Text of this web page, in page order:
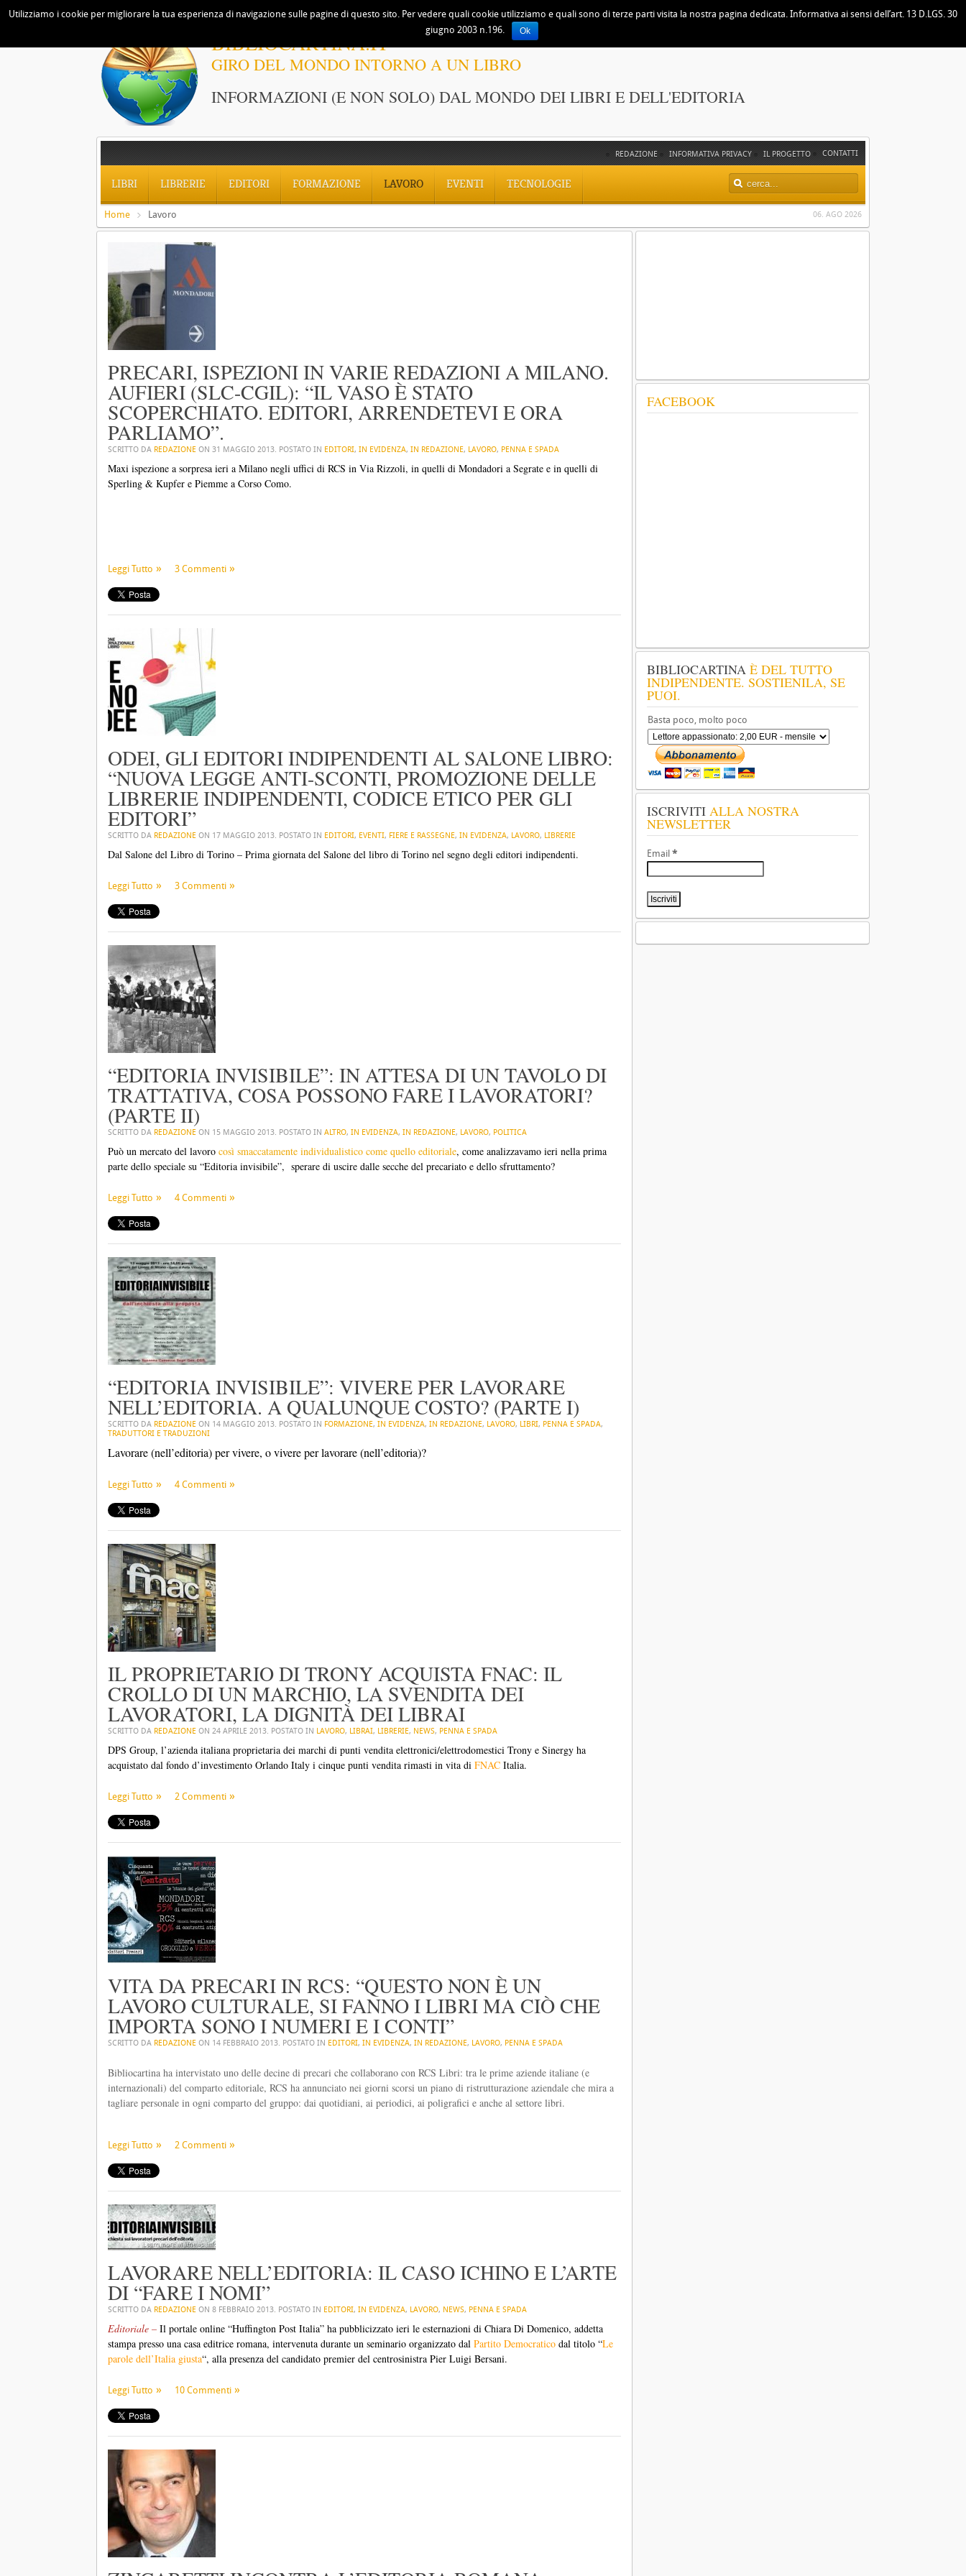
BIBLIOCARTINA.IT
GIRO DEL MONDO INTORNO A UN LIBRO
INFORMAZIONI (E NON SOLO) DAL MONDO DEI LIBRI E DELL'EDITORIA
CONTATTI
IL PROGETTO
INFORMATIVA PRIVACY
REDAZIONE
LIBRI LIBRERIE EDITORI FORMAZIONE LAVORO EVENTI TECNOLOGIE
06. AGO 2026
Home Lavoro
PRECARI, ISPEZIONI IN VARIE REDAZIONI A MILANO.
AUFIERI (SLC-CGIL): “IL VASO È STATO
SCOPERCHIATO. EDITORI, ARRENDETEVI E ORA
PARLIAMO”.
SCRITTO DA REDAZIONE ON 31 MAGGIO 2013. POSTATO IN EDITORI, IN EVIDENZA, IN REDAZIONE, LAVORO, PENNA E SPADA
Maxi ispezione a sorpresa ieri a Milano negli uffici di RCS in Via Rizzoli, in quelli di Mondadori a Segrate e in quelli di
Sperling & Kupfer e Piemme a Corso Como.
Leggi Tutto 3 Commenti
ODEI, GLI EDITORI INDIPENDENTI AL SALONE LIBRO:
“NUOVA LEGGE ANTI-SCONTI, PROMOZIONE DELLE
LIBRERIE INDIPENDENTI, CODICE ETICO PER GLI
EDITORI”
SCRITTO DA REDAZIONE ON 17 MAGGIO 2013. POSTATO IN EDITORI, EVENTI, FIERE E RASSEGNE, IN EVIDENZA, LAVORO, LIBRERIE
Dal Salone del Libro di Torino – Prima giornata del Salone del libro di Torino nel segno degli editori indipendenti.
Leggi Tutto 3 Commenti
“EDITORIA INVISIBILE”: IN ATTESA DI UN TAVOLO DI
TRATTATIVA, COSA POSSONO FARE I LAVORATORI?
(PARTE II)
SCRITTO DA REDAZIONE ON 15 MAGGIO 2013. POSTATO IN ALTRO, IN EVIDENZA, IN REDAZIONE, LAVORO, POLITICA
Può un mercato del lavoro così smaccatamente individualistico come quello editoriale, come analizzavamo ieri nella prima
parte dello speciale su “Editoria invisibile”, sperare di uscire dalle secche del precariato e dello sfruttamento?
Leggi Tutto 4 Commenti
“EDITORIA INVISIBILE”: VIVERE PER LAVORARE
NELL’EDITORIA. A QUALUNQUE COSTO? (PARTE I)
SCRITTO DA REDAZIONE ON 14 MAGGIO 2013. POSTATO IN FORMAZIONE, IN EVIDENZA, IN REDAZIONE, LAVORO, LIBRI, PENNA E SPADA,
TRADUTTORI E TRADUZIONI
Lavorare (nell’editoria) per vivere, o vivere per lavorare (nell’editoria)?
Leggi Tutto 4 Commenti
IL PROPRIETARIO DI TRONY ACQUISTA FNAC: IL
CROLLO DI UN MARCHIO, LA SVENDITA DEI
LAVORATORI, LA DIGNITÀ DEI LIBRAI
SCRITTO DA REDAZIONE ON 24 APRILE 2013. POSTATO IN LAVORO, LIBRAI, LIBRERIE, NEWS, PENNA E SPADA
DPS Group, l’azienda italiana proprietaria dei marchi di punti vendita elettronici/elettrodomestici Trony e Sinergy ha
acquistato dal fondo d’investimento Orlando Italy i cinque punti vendita rimasti in vita di FNAC Italia.
Leggi Tutto 2 Commenti
VITA DA PRECARI IN RCS: “QUESTO NON È UN
LAVORO CULTURALE, SI FANNO I LIBRI MA CIÒ CHE
IMPORTA SONO I NUMERI E I CONTI”
SCRITTO DA REDAZIONE ON 14 FEBBRAIO 2013. POSTATO IN EDITORI, IN EVIDENZA, IN REDAZIONE, LAVORO, PENNA E SPADA
Bibliocartina ha intervistato uno delle decine di precari che collaborano con RCS Libri: tra le prime aziende italiane (e
internazionali) del comparto editoriale, RCS ha annunciato nei giorni scorsi un piano di ristrutturazione aziendale che mira a
tagliare personale in ogni comparto del gruppo: dai quotidiani, ai periodici, ai poligrafici e anche al settore libri.
Leggi Tutto 2 Commenti
LAVORARE NELL’EDITORIA: IL CASO ICHINO E L’ARTE
DI “FARE I NOMI”
SCRITTO DA REDAZIONE ON 8 FEBBRAIO 2013. POSTATO IN EDITORI, IN EVIDENZA, LAVORO, NEWS, PENNA E SPADA
Editoriale – Il portale online “Huffington Post Italia” ha pubblicizzato ieri le esternazioni di Chiara Di Domenico, addetta
stampa presso una casa editrice romana, intervenuta durante un seminario organizzato dal Partito Democratico dal titolo “Le
parole dell’Italia giusta“, alla presenza del candidato premier del centrosinistra Pier Luigi Bersani.
Leggi Tutto 10 Commenti
FACEBOOK
BIBLIOCARTINA È DEL TUTTO
INDIPENDENTE. SOSTIENILA, SE
PUOI.
Basta poco, molto poco
ISCRIVITI ALLA NOSTRA
NEWSLETTER
Email *
Utilizziamo i cookie per migliorare la tua esperienza di navigazione sulle pagine di questo sito. Per vedere quali cookie utilizziamo e quali sono di terze parti visita la nostra pagina dedicata. Informativa ai sensi dell’art. 13 D.LGS. 30
giugno 2003 n.196.
Ok